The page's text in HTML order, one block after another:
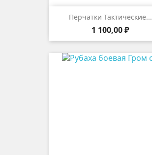
Перчатки Тактические...
Цена
1 100,00 ₽